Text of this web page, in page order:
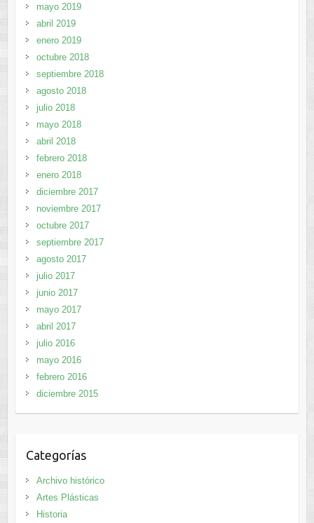
mayo 2019
abril 2019
enero 2019
octubre 2018
septiembre 2018
agosto 2018
julio 2018
mayo 2018
abril 2018
febrero 2018
enero 2018
diciembre 2017
noviembre 2017
octubre 2017
septiembre 2017
agosto 2017
julio 2017
junio 2017
mayo 2017
abril 2017
julio 2016
mayo 2016
febrero 2016
diciembre 2015
Categorías
Archivo histórico
Artes Plásticas
Historia